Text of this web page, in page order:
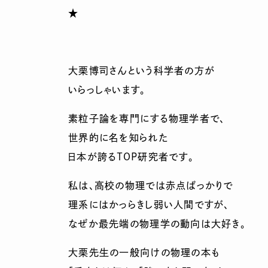
★
大栗博司さんという科学者の方が
いらっしゃいます。
素粒子論を専門にする物理学者で、
世界的に名を知られた
日本が誇るＴＯＰ研究者です。
私は、高校の物理では赤点ばっかりで
理系にはかっらきし弱い人間ですが、
なぜか最先端の物理学の動向は大好き。
大栗先生の一般向けの物理の本も